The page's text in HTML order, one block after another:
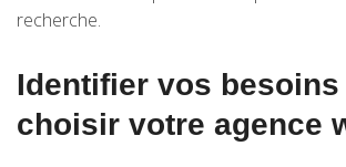
recherche.
Identifier vos
choisir votre agence